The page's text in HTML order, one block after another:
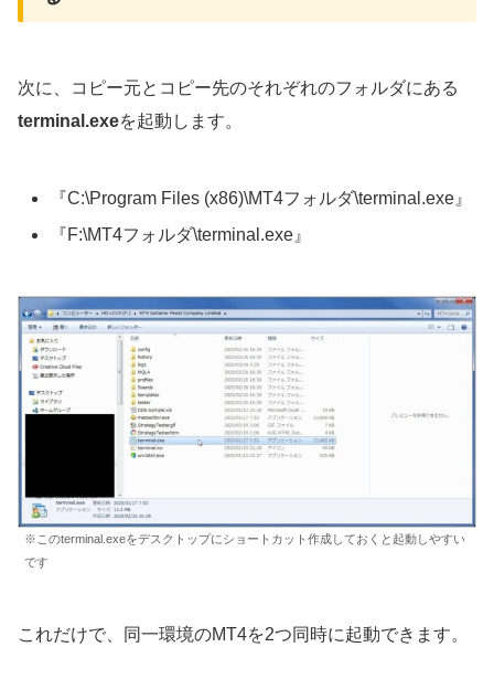
次に、コピー元とコピー先のそれぞれのフォルダにある
terminal.exeを起動します。
『C:\Program Files (x86)\MT4フォルダ\terminal.exe』
『F:\MT4フォルダ\terminal.exe』
※このterminal.exeをデスクトップにショートカット作成しておくと起動しやすい
です
これだけで、同一環境のMT4を2つ同時に起動できます。